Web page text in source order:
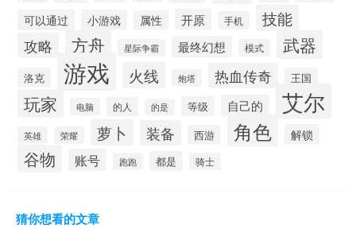
可以通过 小游戏 属性 开原 手机 技能
攻略 方舟 星际争霸 最终幻想 模式 武器
洛克 游戏 火线 炮塔 热血传奇 王国
玩家 电脑 的人 的是 等级 自己的 艾尔
英雄 荣耀 萝卜 装备 西游 角色 解锁
谷物 账号 跑跑 都是 骑士
猜你想看的文章